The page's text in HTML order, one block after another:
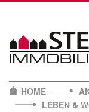
content
HOME
LEBEN &